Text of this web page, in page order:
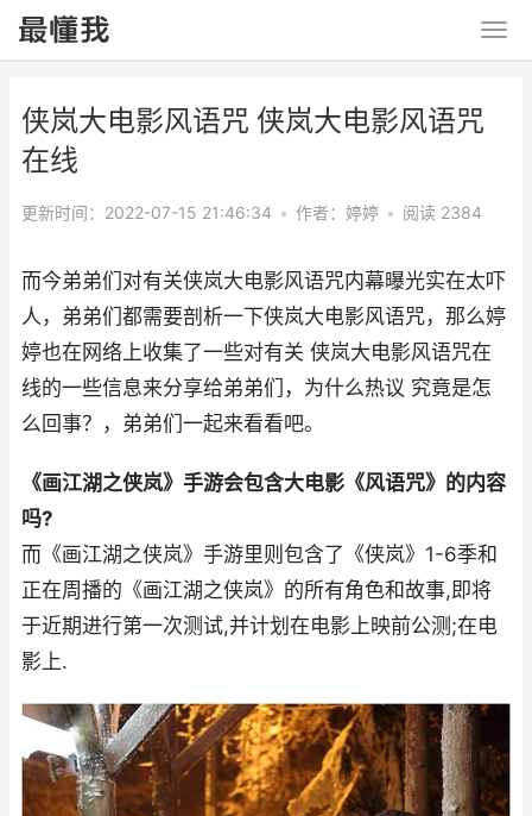
侠岚大电影风语咒 侠岚大电影风语咒
在线
更新时间：2022-07-15 21:46:34 • 作者：婷婷 • 阅读 2384
而今弟弟们对有关侠岚大电影风语咒内幕曝光实在太吓
人，弟弟们都需要剖析一下侠岚大电影风语咒，那么婷
婷也在网络上收集了一些对有关 侠岚大电影风语咒在
线的一些信息来分享给弟弟们，为什么热议 究竟是怎
么回事？，弟弟们一起来看看吧。
《画江湖之侠岚》手游会包含大电影《风语咒》的内容
吗?
而《画江湖之侠岚》手游里则包含了《侠岚》1-6季和
正在周播的《画江湖之侠岚》的所有角色和故事,即将
于近期进行第一次测试,并计划在电影上映前公测;在电
影上.